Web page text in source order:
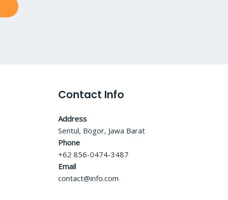
Contact Info
Address
Sentul, Bogor, Jawa Barat
Phone
+62 856-0474-3487
Email
contact@info.com